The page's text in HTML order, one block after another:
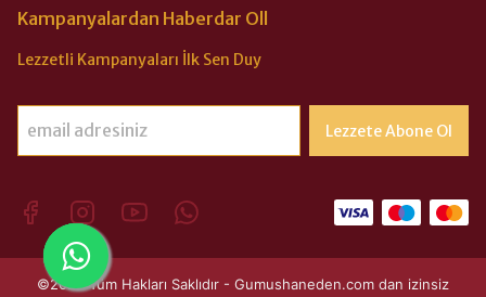
Kampanyalardan Haberdar Oll
Lezzetli Kampanyaları İlk Sen Duy
Lezzete Abone Ol
©2026 Tüm Hakları Saklıdır - Gumushaneden.com dan izinsiz